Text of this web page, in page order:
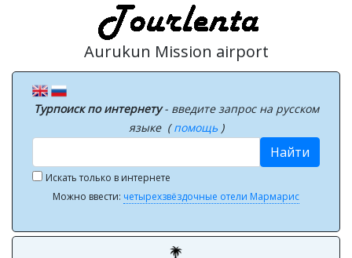
Aurukun Mission airport
Турпоиск по интернету- введите запрос на русском
языке (помощь )
Найти
Искать только в интернете
Можно ввести: четырехзвёздочные отели Мармарис